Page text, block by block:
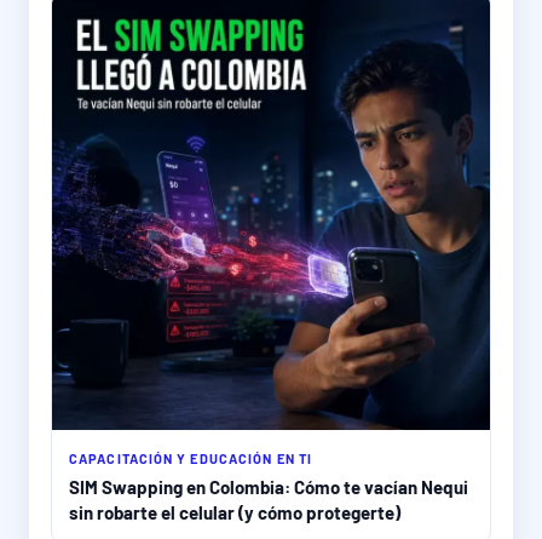
CAPACITACIÓN Y EDUCACIÓN EN TI
SIM Swapping en Colombia: Cómo te vacían Nequi
sin robarte el celular (y cómo protegerte)